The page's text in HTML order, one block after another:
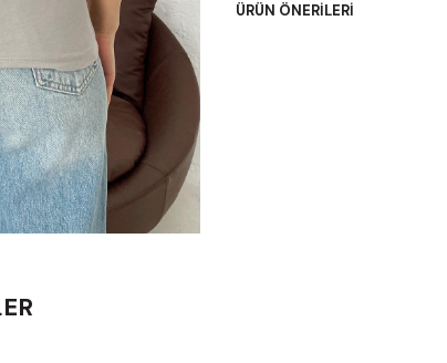
ÜRÜN ÖNERILERI